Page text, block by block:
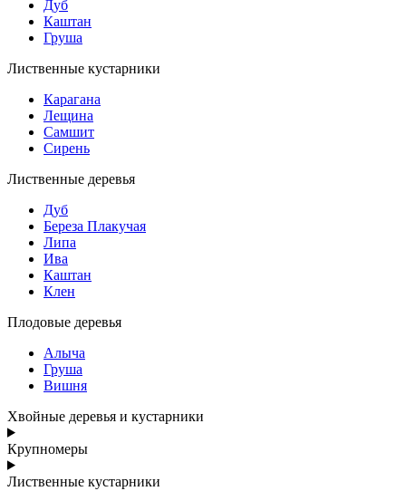
Дуб
Каштан
Груша
Лиственные кустарники
Карагана
Лещина
Самшит
Сирень
Лиственные деревья
Дуб
Береза Плакучая
Липа
Ива
Каштан
Клен
Плодовые деревья
Алыча
Груша
Вишня
Хвойные деревья и кустарники
Крупномеры
Лиственные кустарники